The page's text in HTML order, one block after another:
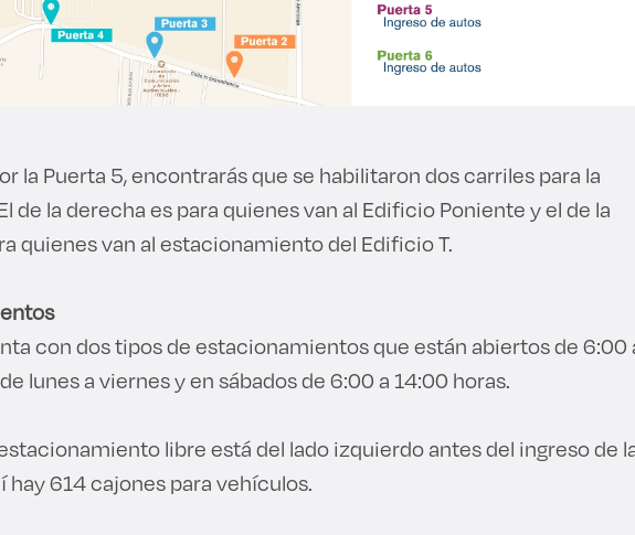
la Puerta 5, encontrarás que se habilitaron dos carriles para la
de la derecha es para quienes van al Edificio Poniente y el de la
quienes van al estacionamiento del Edificio T.
con dos tipos de estacionamientos que están abiertos de 6:00
lunes a viernes y en sábados de 6:00 a 14:00 horas.
libre está del lado izquierdo antes del ingreso de
hay 614 cajones para vehículos.